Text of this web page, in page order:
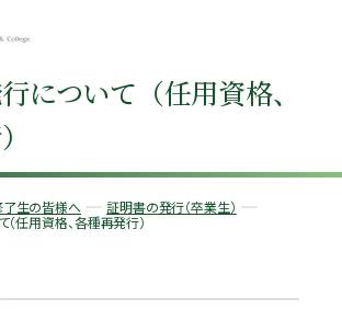
について（任用資格、
了生の皆様へ
証明書の発行（卒業生）
任用資格、各種再発行）